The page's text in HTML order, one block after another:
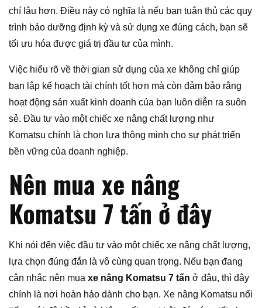
chí lâu hơn. Điều này có nghĩa là nếu bạn tuân thủ các quy
trình bảo dưỡng định kỳ và sử dụng xe đúng cách, bạn sẽ
tối ưu hóa được giá trị đầu tư của mình.
Việc hiểu rõ về thời gian sử dụng của xe không chỉ giúp
bạn lập kế hoạch tài chính tốt hơn mà còn đảm bảo rằng
hoạt động sản xuất kinh doanh của bạn luôn diễn ra suôn
sẻ. Đầu tư vào một chiếc xe nâng chất lượng như
Komatsu chính là chọn lựa thông minh cho sự phát triển
bền vững của doanh nghiệp.
Nên mua xe nâng
Komatsu 7 tấn ở đây
Khi nói đến việc đầu tư vào một chiếc xe nâng chất lượng,
lựa chọn đúng đắn là vô cùng quan trọng. Nếu bạn đang
cân nhắc nên mua xe nâng Komatsu 7 tấn ở đâu, thì đây
chính là nơi hoàn hảo dành cho bạn. Xe nâng Komatsu nổi